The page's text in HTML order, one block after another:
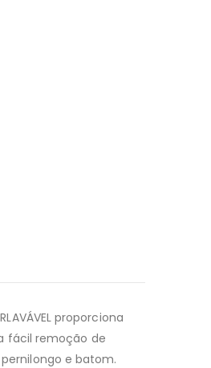
proporciona
fácil remoção de
e batom.